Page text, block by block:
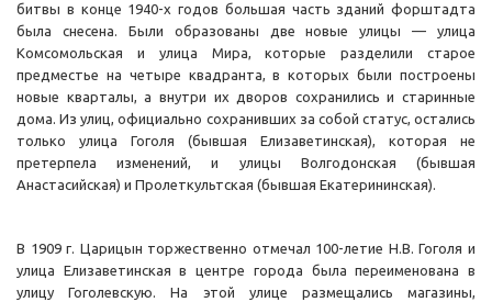
битвы в конце 1940-х годов большая часть зданий форштадта
была снесена. Были образованы две новые улицы — улица
Комсомольская и улица Мира, которые разделили старое
предместье на четыре квадранта, в которых были построены
новые кварталы, а внутри их дворов сохранились и старинные
дома. Из улиц, официально сохранивших за собой статус, остались
только улица Гоголя (бывшая Елизаветинская), которая не
претерпела изменений, и улицы Волгодонская (бывшая
Анастасийская) и Пролеткультская (бывшая Екатерининская).
В 1909 г. Царицын торжественно отмечал 100-летие Н.В. Гоголя и
улица Елизаветинская в центре города была переименована в
улицу Гоголевскую. На этой улице размещались магазины,